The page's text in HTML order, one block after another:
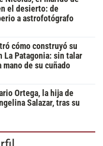
el desierto: de
a astrofotógrafo
cómo construyó su
La Patagonia: sin talar
de su cuñado
Ortega, la hija de
Salazar, tras su